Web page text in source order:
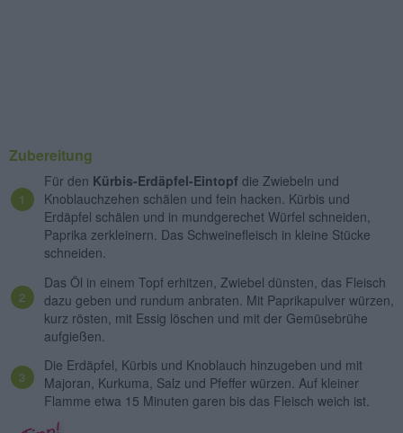
Zubereitung
Für den Kürbis-Erdäpfel-Eintopf die Zwiebeln und
Knoblauchzehen schälen und fein hacken. Kürbis und
Erdäpfel schälen und in mundgerechet Würfel schneiden,
Paprika zerkleinern. Das Schweinefleisch in kleine Stücke
schneiden.
Das Öl in einem Topf erhitzen, Zwiebel dünsten, das Fleisch
dazu geben und rundum anbraten. Mit Paprikapulver würzen,
kurz rösten, mit Essig löschen und mit der Gemüsebrühe
aufgießen.
Die Erdäpfel, Kürbis und Knoblauch hinzugeben und mit
Majoran, Kurkuma, Salz und Pfeffer würzen. Auf kleiner
Flamme etwa 15 Minuten garen bis das Fleisch weich ist.